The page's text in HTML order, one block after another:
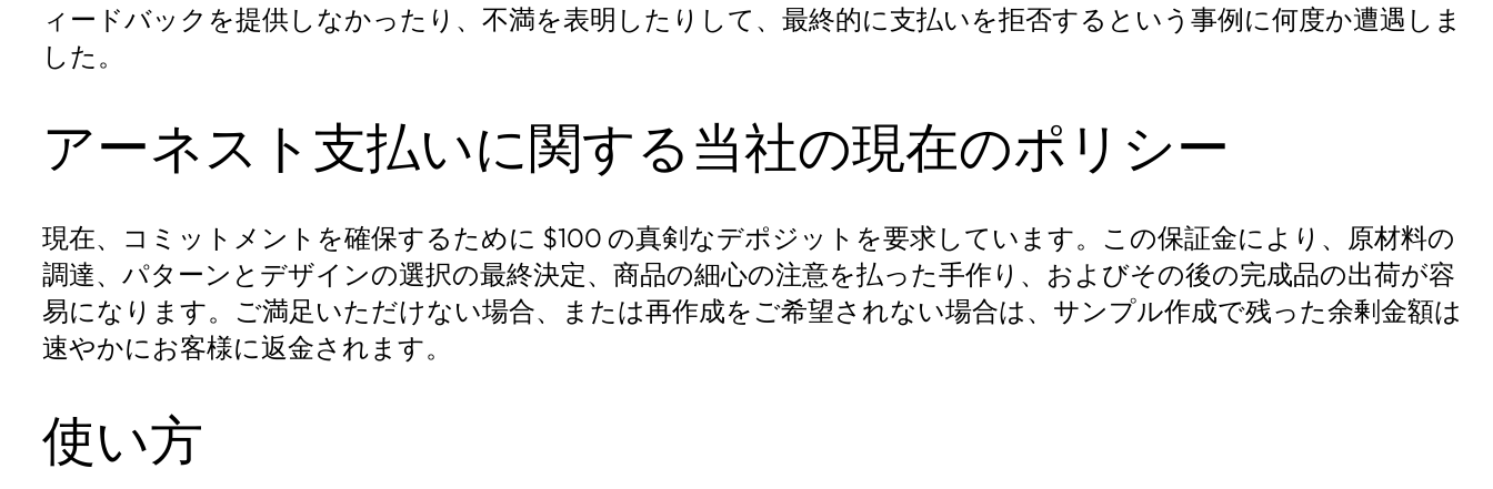
ィードバックを提供しなかったり、不満を表明したりして、最終的に支払いを拒否するという事例に何度か遭遇しま
した。
アーネスト支払いに関する当社の現在のポリシー
現在、コミットメントを確保するために $100 の真剣なデポジットを要求しています。この保証金により、原材料の
調達、パターンとデザインの選択の最終決定、商品の細心の注意を払った手作り、およびその後の完成品の出荷が容
易になります。ご満足いただけない場合、または再作成をご希望されない場合は、サンプル作成で残った余剰金額は
速やかにお客様に返金されます。
使い方